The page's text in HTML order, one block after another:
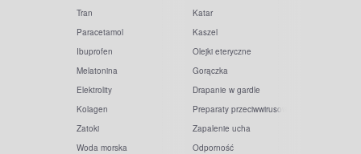
Tran
Paracetamol
Ibuprofen
Melatonina
Elektrolity
Kolagen
Zatoki
Woda morska
Katar
Kaszel
Olejki eteryczne
Gorączka
Drapanie w gardle
Preparaty przeciwwirusowe
Zapalenie ucha
Odporność